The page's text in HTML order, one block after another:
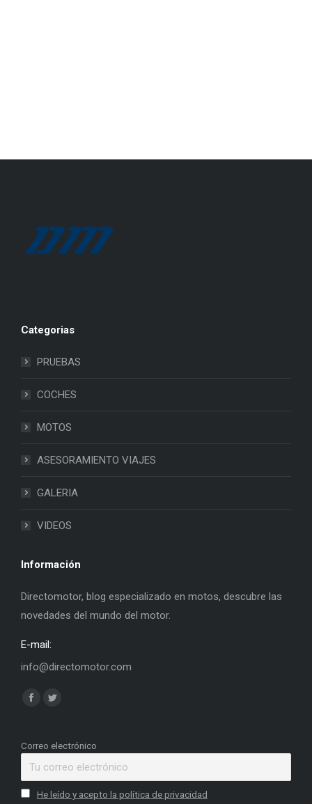
Categorias
PRUEBAS
COCHES
MOTOS
ASESORAMIENTO VIAJES
GALERIA
VIDEOS
Información
Directomotor, blog especializado en motos, descubre las
novedades del mundo del motor.
E-mail:
info@directomotor.com
Find us on:
Facebook
opens
window
Twitter
opens
window
Correo electrónico
He leído y acepto la política de privacidad